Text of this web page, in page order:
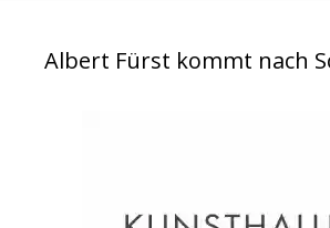
Albert Fürst kommt nach